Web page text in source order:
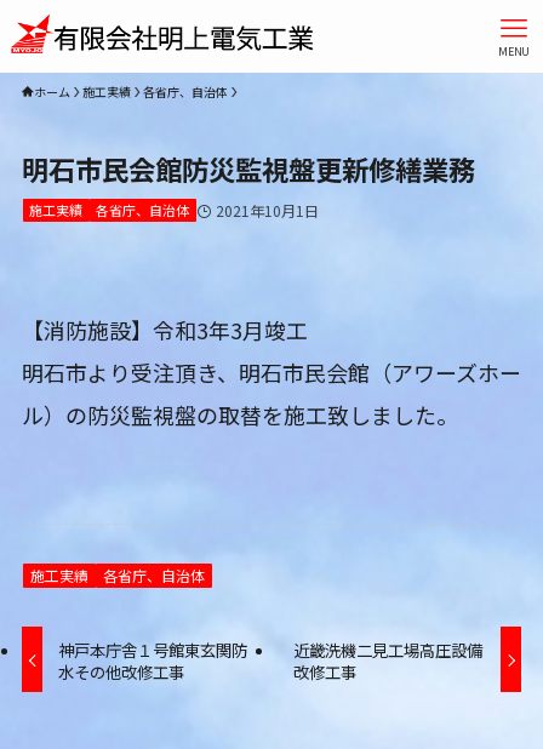
MENU
ホーム 施工実績 各省庁、自治体
明石市民会館防災監視盤更新修繕業務
施工実績 各省庁、自治体 2021年10月1日
【消防施設】令和3年3月竣工
明石市より受注頂き、明石市民会館（アワーズホー
ル）の防災監視盤の取替を施工致しました。
施工実績 各省庁、自治体
神戸本庁舎１号館東玄関防
水その他改修工事
近畿洗機二見工場高圧設備
改修工事